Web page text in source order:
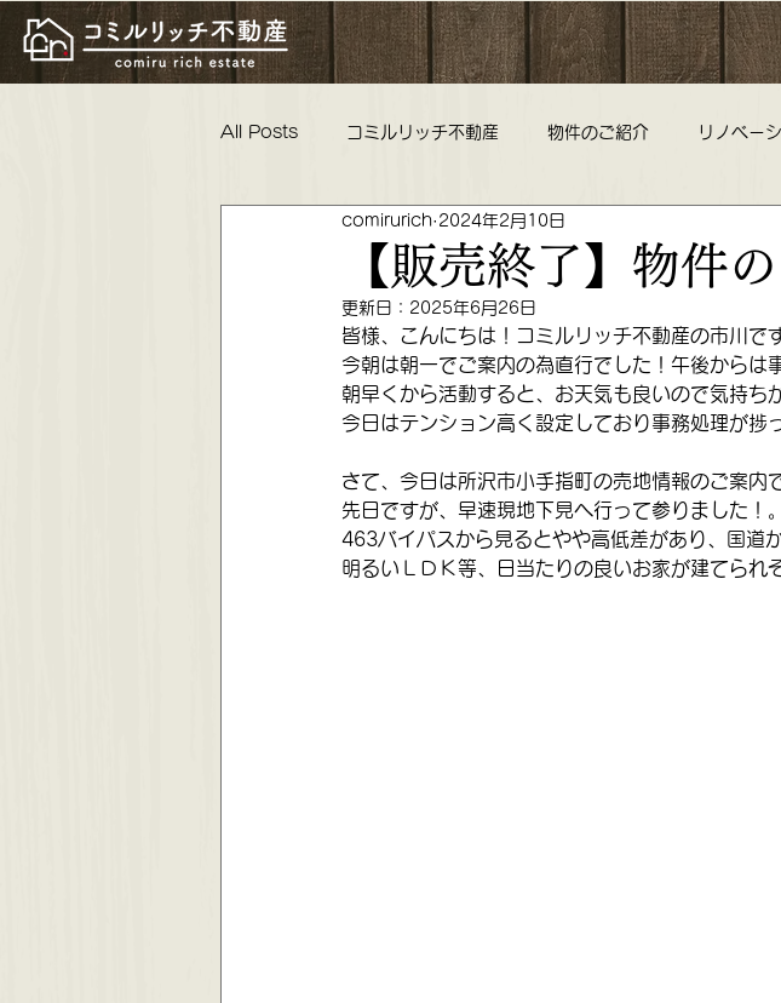
All Posts コミルリッチ不動産 物件のご紹介 リノベー
物件紹介 リフォーム工事 親睦旅行 中古マンション 不動産
コミルリッチ不動産 不動産女子 コミルリッチ不動産 営業
これからの活動 懇親会 ロータリークラブ 不動産 リノ
【販売終了】物件
comirurich 2024年2月10日
更新日： 2025年6月26日
皆様、こんにちは！コミルリッチ不動産の市川です
今朝は朝一でご案内の為直行でした！午後からは
朝早くから活動すると、お天気も良いので気持ち
今日はテンション高く設定しており事務処理が捗
さて、今日は所沢市小手指町の売地情報のご案内
先日ですが、早速現地下見へ行って参りました！。
463バイパスから見るとやや高低差があり、国道
明るいＬＤＫ等、日当たりの良いお家が建てられ